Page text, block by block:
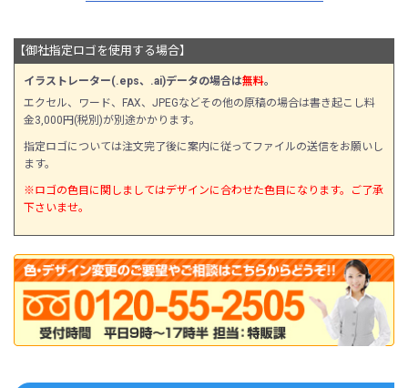
【御社指定ロゴを使用する場合】
イラストレーター(.eps、.ai)データの場合は無料。
エクセル、ワード、FAX、JPEGなどその他の原稿の場合は書き起こし料
金3,000円(税別)が別途かかります。
指定ロゴについては注文完了後に案内に従ってファイルの送信をお願いし
ます。
※ロゴの色目に関しましてはデザインに合わせた色目になります。ご了承
下さいませ。